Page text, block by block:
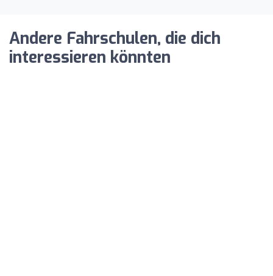
Andere Fahrschulen, die dich
interessieren könnten